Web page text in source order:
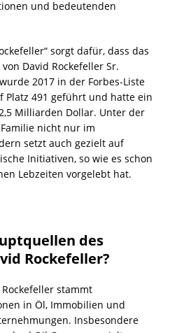
und bedeutenden
sorgt dafür, dass das
David Rockefeller Sr.
2017 in der Forbes-Liste
Platz 491 geführt und hatte ein
Milliarden Dollar. Unter der
nicht nur im
setzt auch gezielt auf
Initiativen, so wie es schon
Lebzeiten vorgelebt hat.
des
Rockefeller?
stammt
in Öl, Immobilien und
Insbesondere